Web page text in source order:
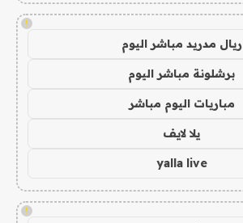
!
ريال مدريد مباشر اليوم
برشلونة مباشر اليوم
مباريات اليوم مباشر
يلا لايف
yalla live
!